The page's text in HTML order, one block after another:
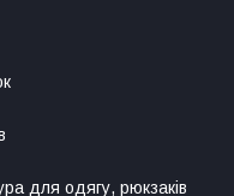
для одягу, рюкзаків